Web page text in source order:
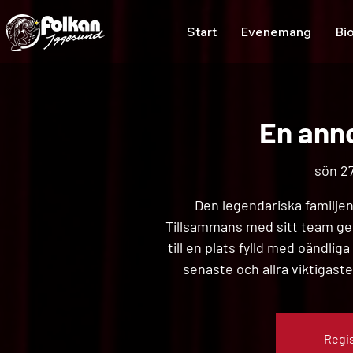
Start Evenemang
En
sön
Den legendariska
Tillsammans med sitt team
till en plats fylld med
senaste och allra